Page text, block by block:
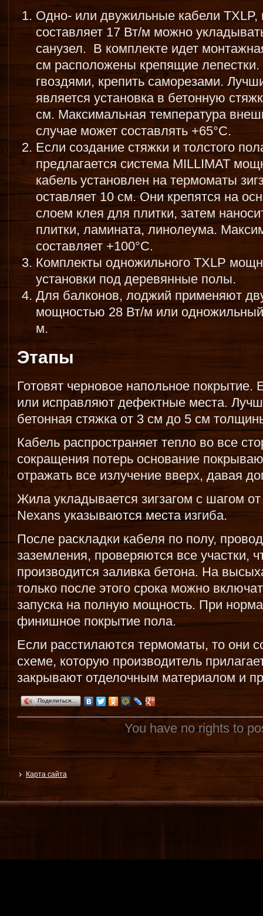
Одно- или двужильные кабели TXLP,
составляет 17 Вт/м можно
санузел. В комплекте идет
см расположены крепящие
гвоздями, крепить саморезами.
является установка в бетонную
см. Максимальная температура
случае может составлять +65°С.
Если создание стяжки и толстого
предлагается система MILLIMAT
кабель установлен на термоматы
оставляет 10 см. Они крепятся на
слоем клея для плитки, затем
плитки, ламината, линолеума.
составляет +100°С.
Комплекты одножильного TXLP
установки под деревянные полы.
Для балконов, лоджий применяют
мощностью 28 Вт/м или
м.
Этапы
Готовят черновое напольное
или исправляют дефектные места.
бетонная стяжка от 3 см до 5 см
Кабель распространяет тепло во все
сокращения потерь основание
отражать все излучение вверх, давая
Жила укладывается зигзагом с шагом
Nexans указываются места изгиба.
После раскладки кабеля по полу,
заземления, проверяются все участки,
производится заливка бетона. На
только после этого срока можно
запуска на полную мощность. При
финишное покрытие пола.
Если расстилаются термоматы, то они
схеме, которую производитель
закрывают отделочным материалом и
Поделиться…
You have no rights to
Карта сайта